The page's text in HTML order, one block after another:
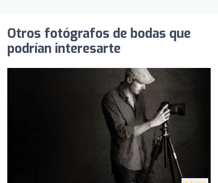
Otros fotógrafos de bodas que
podrían interesarte